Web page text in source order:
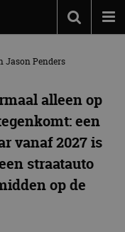
EEN GUCCI-
Jason Penders
alleen op
een
vanaf 2027 is
straatauto
op de